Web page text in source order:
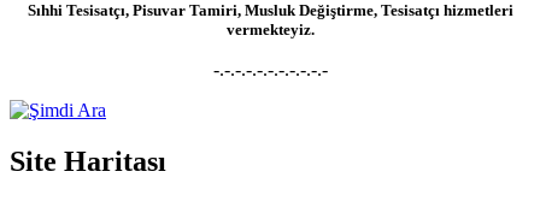
Sıhhi Tesisatçı, Pisuvar Tamiri, Musluk Değiştirme, Tesisatçı hizmetleri
vermekteyiz.
-.-.-.-.-.-.-.-.-.-.-
Site Haritası